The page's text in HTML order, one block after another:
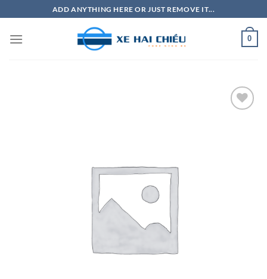
qua
nội
ADD ANYTHING HERE OR JUST REMOVE IT...
0